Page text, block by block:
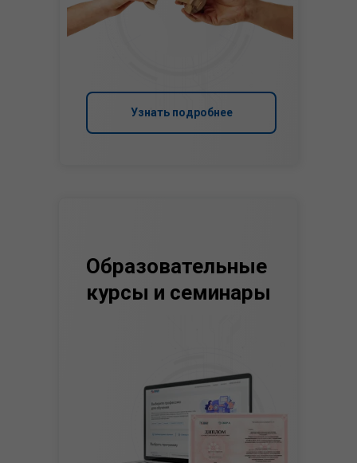
Узнать подробнее
Образовательные
курсы и семинары